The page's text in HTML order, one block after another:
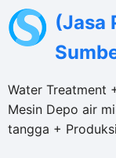
(Jasa
Water Treatment
Mesin Depo air
tangga +